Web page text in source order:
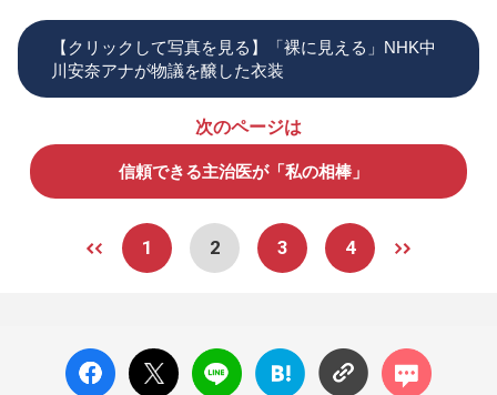
【クリックして写真を見る】「裸に見える」NHK中
川安奈アナが物議を醸した衣装
次のページは
信頼できる主治医が「私の相棒」
1 2 3 4
facebo
ok い
X ポス
ト
LINE
はてな
ブック
コメン
ト